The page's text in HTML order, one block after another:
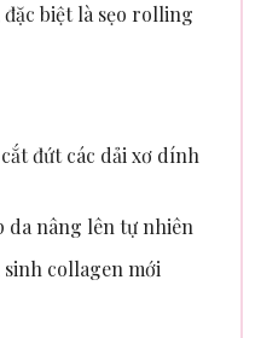
đặc biệt là sẹo rolling
đứt các dải xơ dính
da nâng lên tự nhiên
collagen mới